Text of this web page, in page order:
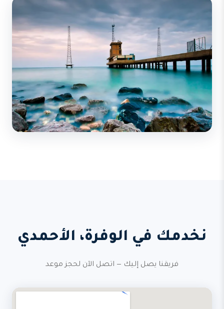
نخدمك في الوفرة، الأحمدي
فريقنا يصل إليك — اتصل الآن لحجز موعد